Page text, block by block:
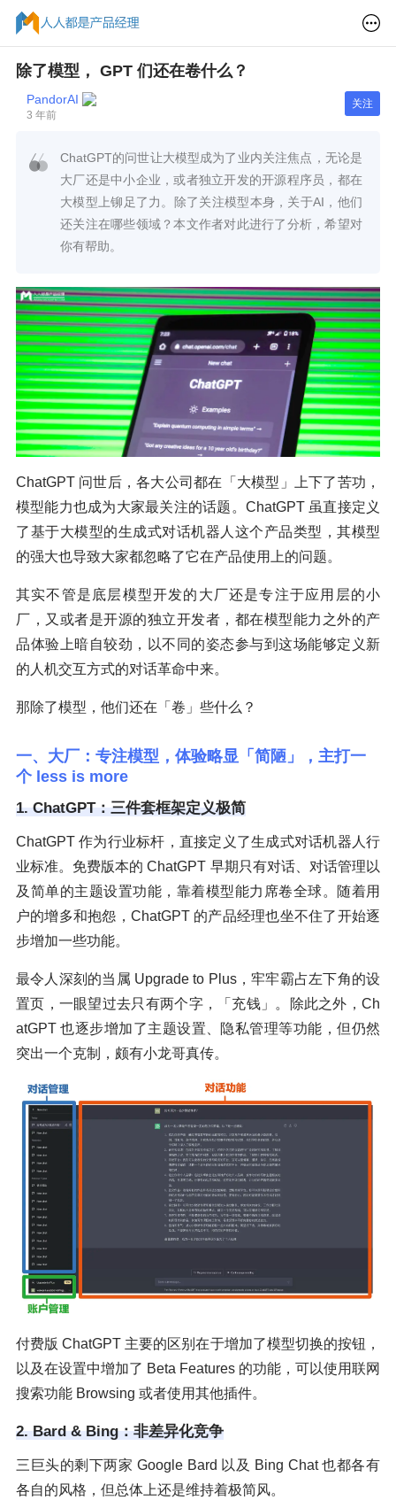
除了模型， GPT 们还在卷什么？
PandorAI
3 年前
关注
ChatGPT的问世让大模型成为了业内关注焦点，无论是
大厂还是中小企业，或者独立开发的开源程序员，都在
大模型上铆足了力。除了关注模型本身，关于AI，他们
还关注在哪些领域？本文作者对此进行了分析，希望对
你有帮助。
ChatGPT 问世后，各大公司都在「大模型」上下了苦功，
模型能力也成为大家最关注的话题。ChatGPT 虽直接定义
了基于大模型的生成式对话机器人这个产品类型，其模型
的强大也导致大家都忽略了它在产品使用上的问题。
其实不管是底层模型开发的大厂还是专注于应用层的小
厂，又或者是开源的独立开发者，都在模型能力之外的产
品体验上暗自较劲，以不同的姿态参与到这场能够定义新
的人机交互方式的对话革命中来。
那除了模型，他们还在「卷」些什么？
一、大厂：专注模型，体验略显「简陋」，主打一
个 less is more
1. ChatGPT：三件套框架定义极简
ChatGPT 作为行业标杆，直接定义了生成式对话机器人行
业标准。免费版本的 ChatGPT 早期只有对话、对话管理以
及简单的主题设置功能，靠着模型能力席卷全球。随着用
户的增多和抱怨，ChatGPT 的产品经理也坐不住了开始逐
步增加一些功能。
最令人深刻的当属 Upgrade to Plus，牢牢霸占左下角的设
置页，一眼望过去只有两个字，「充钱」。除此之外，Ch
atGPT 也逐步增加了主题设置、隐私管理等功能，但仍然
突出一个克制，颇有小龙哥真传。
付费版 ChatGPT 主要的区别在于增加了模型切换的按钮，
以及在设置中增加了 Beta Features 的功能，可以使用联网
搜索功能 Browsing 或者使用其他插件。
2. Bard & Bing：非差异化竞争
三巨头的剩下两家 Google Bard 以及 Bing Chat 也都各有
各自的风格，但总体上还是维持着极简风。